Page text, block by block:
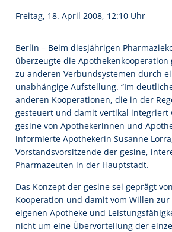
Freitag, 18. April 2008, 12:10 Uhr
Berlin – Beim diesjährigen
überzeugte die Apothekenkooperation
zu anderen Verbundsystemen durch
unabhängige Aufstellung. “Im
anderen Kooperationen, die in der
gesteuert und damit vertikal integriert
gesine von Apothekerinnen und
informierte Apothekerin Susanne
Vorstandsvorsitzende der gesine,
Pharmazeuten in der Hauptstadt.
Das Konzept der gesine sei geprägt
Kooperation und damit vom Willen
eigenen Apotheke und
nicht um eine Übervorteilung der